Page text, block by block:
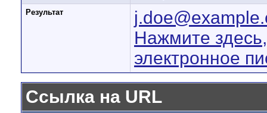
Результат
Нажмите
электронное
Ссылка на URL